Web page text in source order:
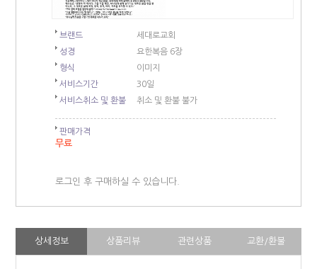
브랜드
세대로교회
성경
요한복음 6장
형식
이미지
서비스기간
30일
서비스취소 및 환불
취소 및 환불 불가
판매가격
무료
로그인 후 구매하실 수 있습니다.
상세정보 상품리뷰 관련상품 교환/환불